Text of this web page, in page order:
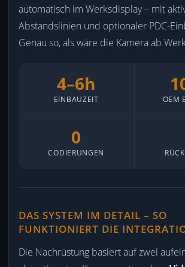
automatisch im Werksdisplay – mit
Abstandslinien und optionaler PDC-
Genau so, als wäre die Kamera ab
4–6h
EINBAUZEIT OEM
0
CODIERUNGEN
DAS SYSTEM IM DETAIL – SO
FUNKTIONIERT DIE
Die Nachrüstung basiert auf zwei